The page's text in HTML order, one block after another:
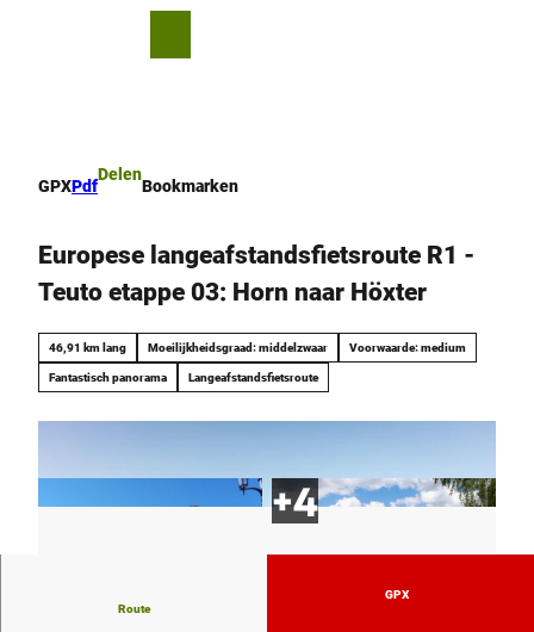
GPXPdf
Delen
Bookmarken
Europese langeafstandsfietsroute R1 -
Teuto etappe 03: Horn naar Höxter
46,91 km lang Moeilijkheidsgraad: middelzwaar Voorwaarde: medium
Fantastisch panorama Langeafstandsfietsroute
Route
GPX